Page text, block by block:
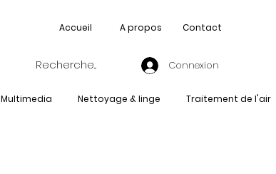
Accueil A propos Contact
Connexion
Multimedia Nettoyage & linge Traitement de l'air